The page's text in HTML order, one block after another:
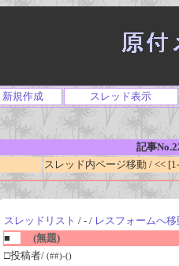
新規作成 スレッド表示
記事
スレッド内ページ移動 / <<
スレッドリスト / - / レスフォームへ移
■
(無題)
□投稿者/ (##)-()